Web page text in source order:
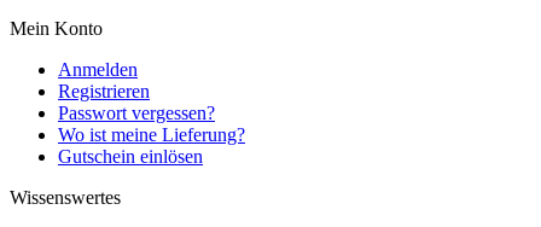
Mein Konto
Anmelden
Registrieren
Passwort vergessen?
Wo ist meine Lieferung?
Gutschein einlösen
Wissenswertes